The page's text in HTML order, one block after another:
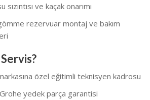
sızıntısı ve kaçak onarımı
rezervuar montaj ve bakım
özel eğitimli teknisyen kadrosu
yedek parça garantisi